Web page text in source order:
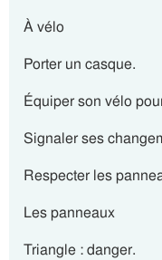
À vélo
Porter un casque.
Équiper son vélo
Signaler ses
Respecter les
Les panneaux
Triangle : danger.